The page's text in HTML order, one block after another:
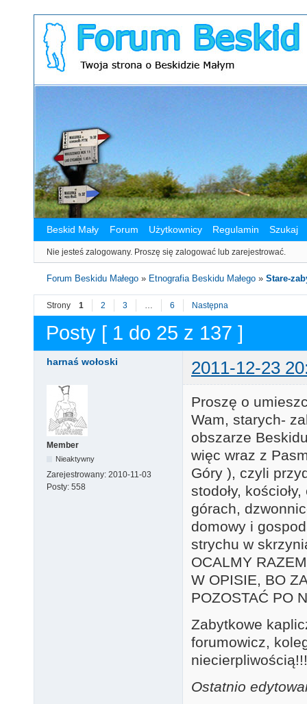
Beskid Mały Forum Użytkownicy Regulamin Szukaj
Nie jesteś zalogowany. Proszę się zalogować lub zarejestrować.
Forum Beskidu Małego » Etnografia Beskidu Małego »Stare-
Strony 1 2 3 6 Następna
Posty [ 1 do 25 z 137 ]
harnaś wołoski 2011-12-23
Member
Nieaktywny
Zarejestrowany: 2010-11-03
Posty: 558
Proszę o
Wam, starych-
obszarze
więc wraz z
Góry ), czyli
stodoły,
górach,
domowy i
strychu w
OCALMY
W OPISIE, BO
POZOSTAĆ PO
Zabytkowe
forumowicz,
Ostatnio